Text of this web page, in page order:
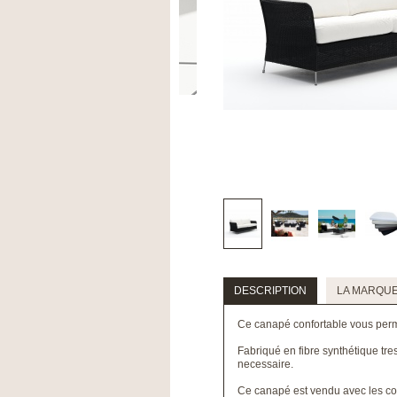
DESCRIPTION LA
Ce canapé confortable vous
Fabriqué en fibre synthétique
necessaire.
Ce canapé est vendu avec les